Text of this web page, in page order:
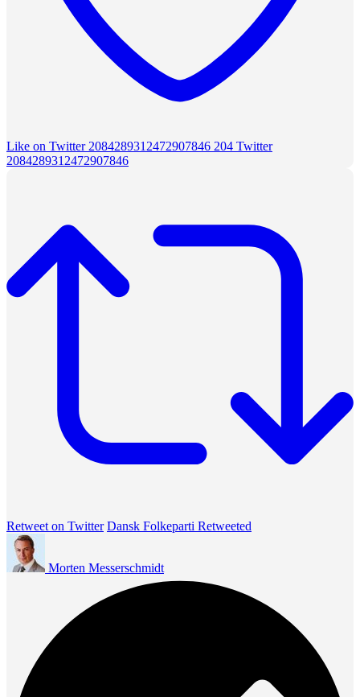
Like on Twitter 2084289312472907846 204 Twitter
2084289312472907846
Retweet on Twitter Dansk Folkeparti Retweeted
Morten Messerschmidt